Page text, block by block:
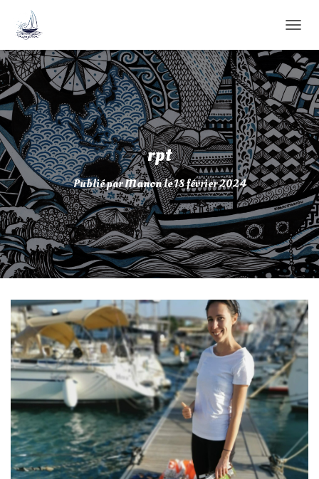
É
P
L
I
E
R
L
A
N
A
V
I
G
T
I
O
N
rpt
Publié parManonle18 février 2024